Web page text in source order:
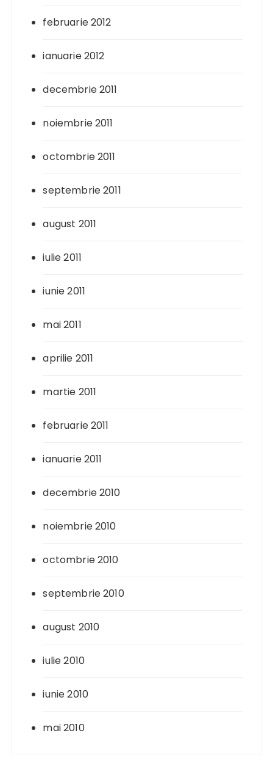
februarie 2012
ianuarie 2012
decembrie 2011
noiembrie 2011
octombrie 2011
septembrie 2011
august 2011
iulie 2011
iunie 2011
mai 2011
aprilie 2011
martie 2011
februarie 2011
ianuarie 2011
decembrie 2010
noiembrie 2010
octombrie 2010
septembrie 2010
august 2010
iulie 2010
iunie 2010
mai 2010